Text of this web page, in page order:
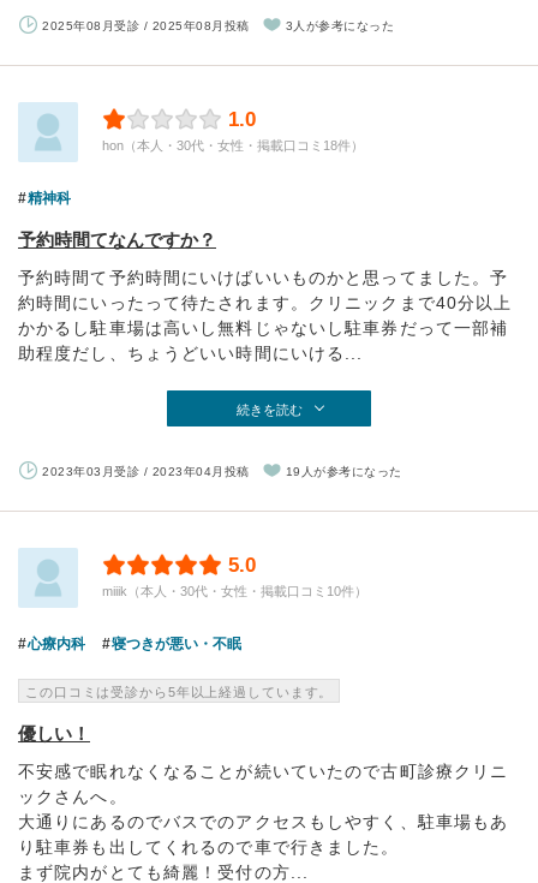
2025年08月受診 / 2025年08月投稿 3人が参考になった
1.0
hon（本人・30代・女性・掲載口コミ18件）
精神科
予約時間てなんですか？
予約時間て予約時間にいけばいいものかと思ってました。予
約時間にいったって待たされます。クリニックまで40分以上
かかるし駐車場は高いし無料じゃないし駐車券だって一部補
助程度だし、ちょうどいい時間にいける...
続きを読む
2023年03月受診 / 2023年04月投稿 19人が参考になった
5.0
miiik（本人・30代・女性・掲載口コミ10件）
心療内科 寝つきが悪い・不眠
この口コミは受診から5年以上経過しています。
優しい！
不安感で眠れなくなることが続いていたので古町診療クリニ
ックさんへ。
大通りにあるのでバスでのアクセスもしやすく、駐車場もあ
り駐車券も出してくれるので車で行きました。
まず院内がとても綺麗！受付の方...